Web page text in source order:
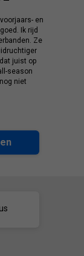
en
Ik rijd
Ze
juist op
season
niet